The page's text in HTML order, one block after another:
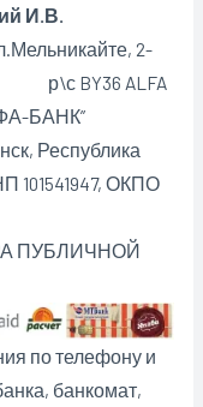
И.В.
2-
ALFA
“АЛЬФА-БАНК”
Республика
101541947, ОКПО
ПУБЛИЧНОЙ
по телефону и
банкомат,